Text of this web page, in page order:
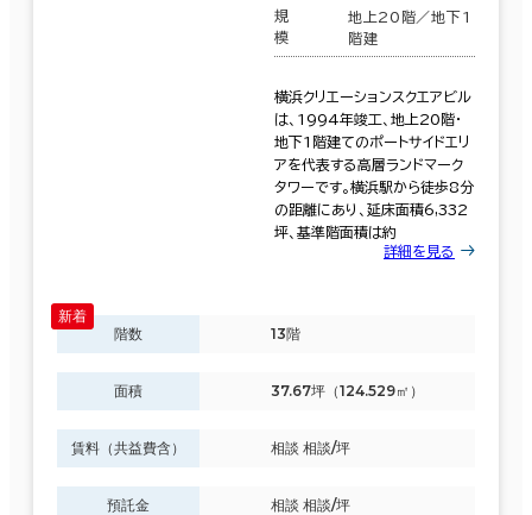
規
模
地上20階／地下1
階建
横浜クリエーションスクエアビル
は、1994年竣工、地上20階・
地下1階建てのポートサイドエリ
アを代表する高層ランドマーク
タワーです。横浜駅から徒歩8分
の距離にあり、延床面積6,332
坪、基準階面積は約
詳細を見る
階数 13階
面積 37.67坪（124.529㎡）
賃料（共益費含） 相談 相談/坪
預託金 相談 相談/坪